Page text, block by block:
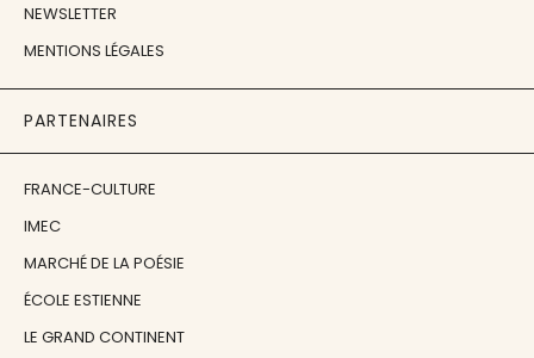
NEWSLETTER
MENTIONS LÉGALES
PARTENAIRES
FRANCE-CULTURE
IMEC
MARCHÉ DE LA POÉSIE
ÉCOLE ESTIENNE
LE GRAND CONTINENT